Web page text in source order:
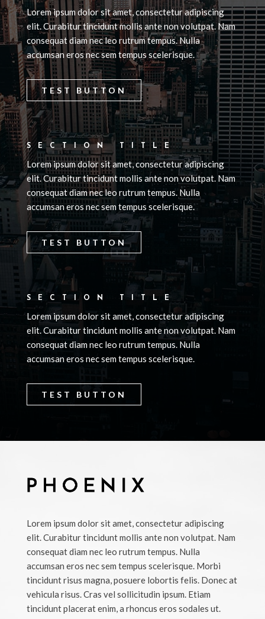
Lorem ipsum dolor sit amet, consectetur adipiscing
elit. Curabitur tincidunt mollis ante non volutpat. Nam
consequat diam nec leo rutrum tempus. Nulla
accumsan eros nec sem tempus scelerisque.
TEST BUTTON
SECTION TITLE
Lorem ipsum dolor sit amet, consectetur adipiscing
elit. Curabitur tincidunt mollis ante non volutpat. Nam
consequat diam nec leo rutrum tempus. Nulla
accumsan eros nec sem tempus scelerisque.
TEST BUTTON
SECTION TITLE
Lorem ipsum dolor sit amet, consectetur adipiscing
elit. Curabitur tincidunt mollis ante non volutpat. Nam
consequat diam nec leo rutrum tempus. Nulla
accumsan eros nec sem tempus scelerisque.
TEST BUTTON
Lorem ipsum dolor sit amet, consectetur adipiscing
elit. Curabitur tincidunt mollis ante non volutpat. Nam
consequat diam nec leo rutrum tempus. Nulla
accumsan eros nec sem tempus scelerisque. Morbi
tincidunt risus magna, posuere lobortis felis. Donec at
vehicula risus. Cras vel sollicitudin ipsum. Etiam
tincidunt placerat enim, a rhoncus eros sodales ut.